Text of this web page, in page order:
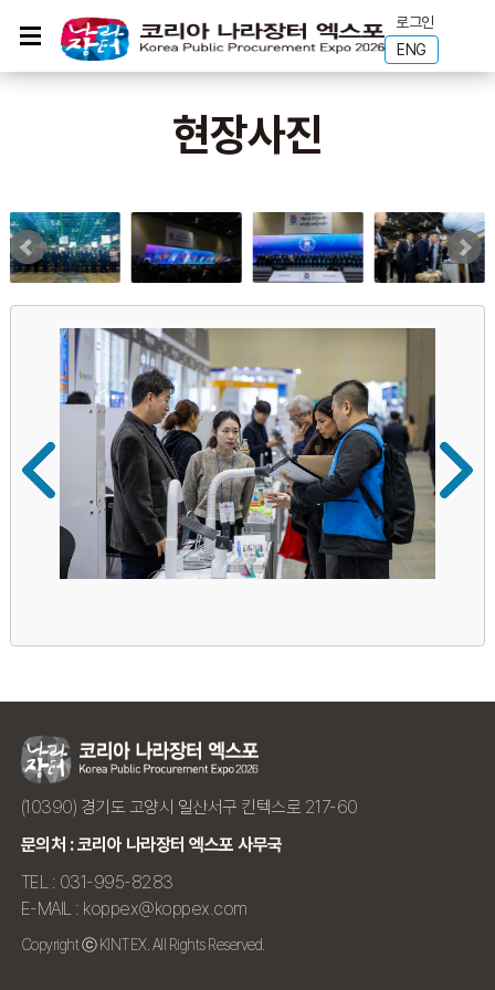
로그인
ENG
현장사진
(10390) 경기도 고양시 일산서구 킨텍스로 217-60
문의처 : 코리아 나라장터 엑스포 사무국
TEL : 031-995-8283
E-MAIL : koppex@koppex.com
Copyright ⓒ KINTEX. All Rights Reserved.